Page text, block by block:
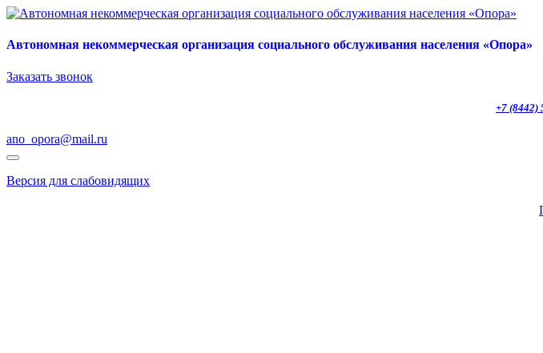
Автономная некоммерческая организация социального обслуживания населения «Опора»
Заказать звонок
+7 (8442)
ano_opora@mail.ru
Версия для слабовидящих